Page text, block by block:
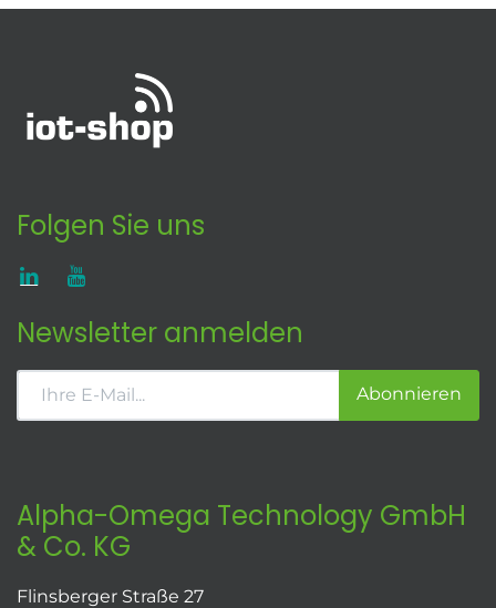
Folgen Sie uns
Newsletter anmelden
Abonnieren
Alpha-Omega Technology GmbH
& Co. KG
Flinsberger Straße 27